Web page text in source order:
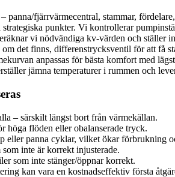
panna/fjärrvärmecentral, stammar,
punkter. Vi kontrollerar
vi nödvändiga kv-värden och ställer
det finns, differenstrycksventil för att få
anpassas för bästa komfort med
jämna temperaturer i rummen och
– särskilt längst bort från värmekällan.
höga flöden eller obalanserade tryck.
eller panna cyklar, vilket ökar förbrukning
inte är korrekt injusterade.
som inte stänger/öppnar korrekt.
kan vara en kostnadseffektiv första